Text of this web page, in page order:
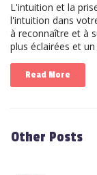
L'intuition et la
l'intuition dans
à reconnaître et à
plus éclairées et
Read More
Other Posts